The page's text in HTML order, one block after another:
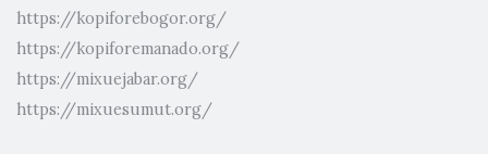
https://kopiforebogor.org/
https://kopiforemanado.org/
https://mixuejabar.org/
https://mixuesumut.org/